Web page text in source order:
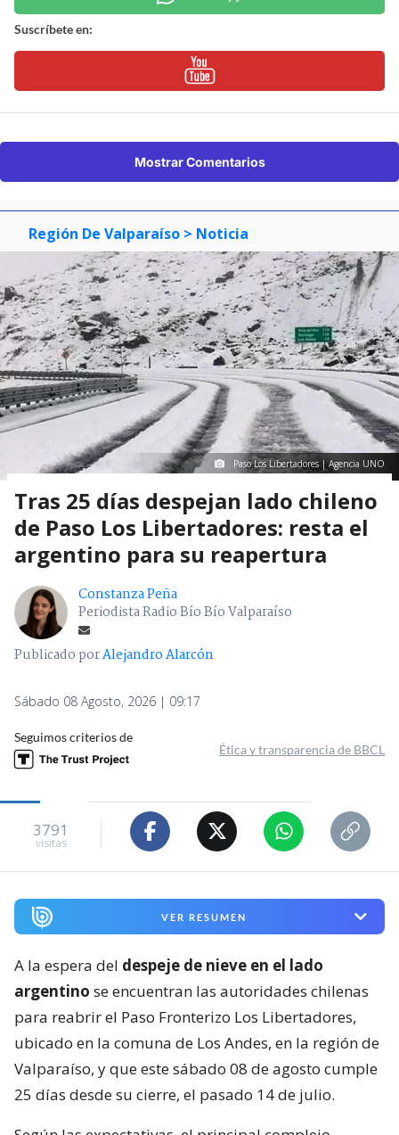
Suscríbete en:
Mostrar Comentarios
Región De Valparaíso > Noticia
Paso Los Libertadores | Agencia UNO
Tras 25 días despejan lado chileno
de Paso Los Libertadores: resta el
argentino para su reapertura
Constanza Peña
Periodista Radio Bío Bío Valparaíso
Publicado porAlejandro Alarcón
Sábado 08 Agosto, 2026 | 09:17
Seguimos criterios de
Ética y transparencia de BBCL
3791
visitas
VER RESUMEN
A la espera del despeje de nieve en el lado
argentino se encuentran las autoridades chilenas
para reabrir el Paso Fronterizo Los Libertadores,
ubicado en la comuna de Los Andes, en la región de
Valparaíso, y que este sábado 08 de agosto cumple
25 días desde su cierre, el pasado 14 de julio.